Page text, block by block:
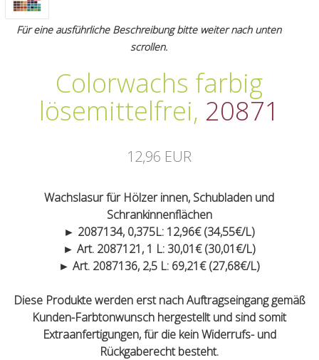
Für eine ausführliche Beschreibung bitte weiter nach unten
scrollen.
Colorwachs farbig
lösemittelfrei, 20871
12,96 EUR
Wachslasur für Hölzer innen, Schubladen und
Schrankinnenflächen
► 2087134, 0,375L: 12,96€ (34,55€/L)
► Art. 2087121, 1 L: 30,01€ (30,01€/L)
► Art. 2087136, 2,5 L: 69,21€ (27,68€/L)
Diese Produkte werden erst nach Auftragseingang gemäß
Kunden-Farbtonwunsch hergestellt und sind somit
Extraanfertigungen, für die kein Widerrufs- und
Rückgaberecht besteht.